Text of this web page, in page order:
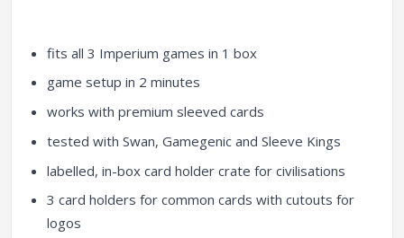
fits all 3 Imperium games in 1 box
game setup in 2 minutes
works with premium sleeved cards
tested with Swan, Gamegenic and Sleeve Kings
labelled, in-box card holder crate for civilisations
3 card holders for common cards with cutouts for
logos